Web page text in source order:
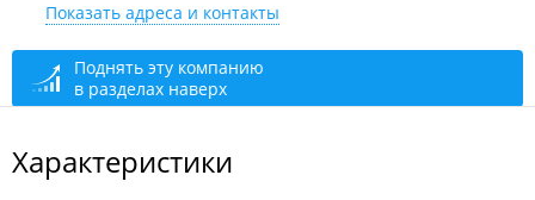
сегодня закрыто
Показать адреса и контакты
Поднять эту компанию
в разделах наверх
Характеристики